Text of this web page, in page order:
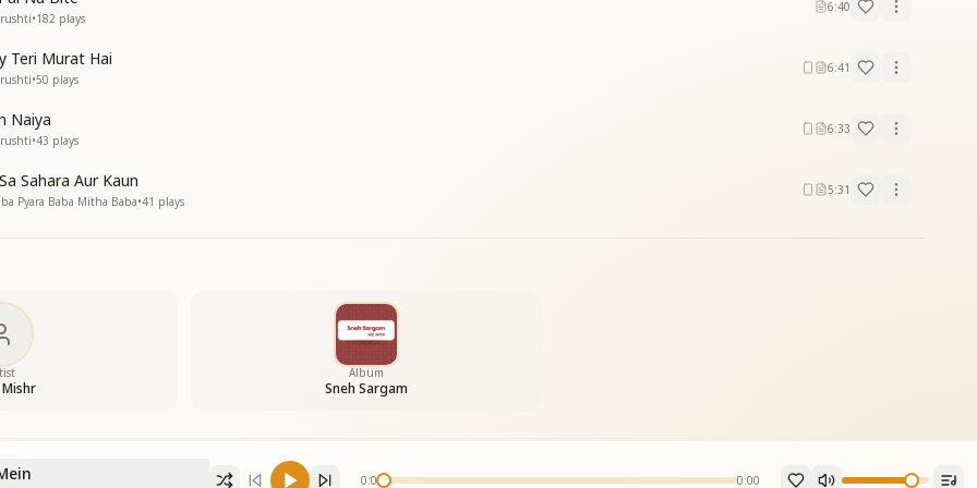
हमे बनाया
हमे बनाया
मुरली सुनाए
•182 plays
6:40
Teri Murat Hai
•50 plays
6:41
Naiya
•43 plays
6:33
Sahara Aur Kaun
Pyara Baba Mitha Baba•41 plays
5:31
Album
Sneh Sargam
0:00 0:00